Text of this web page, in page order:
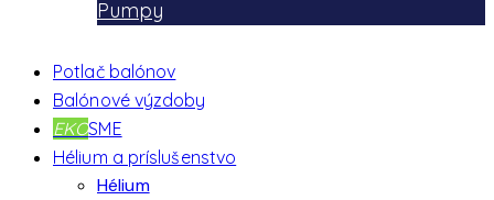
Pumpy
Potlač balónov
Balónové výzdoby
EKOSME
Hélium a príslušenstvo
Hélium